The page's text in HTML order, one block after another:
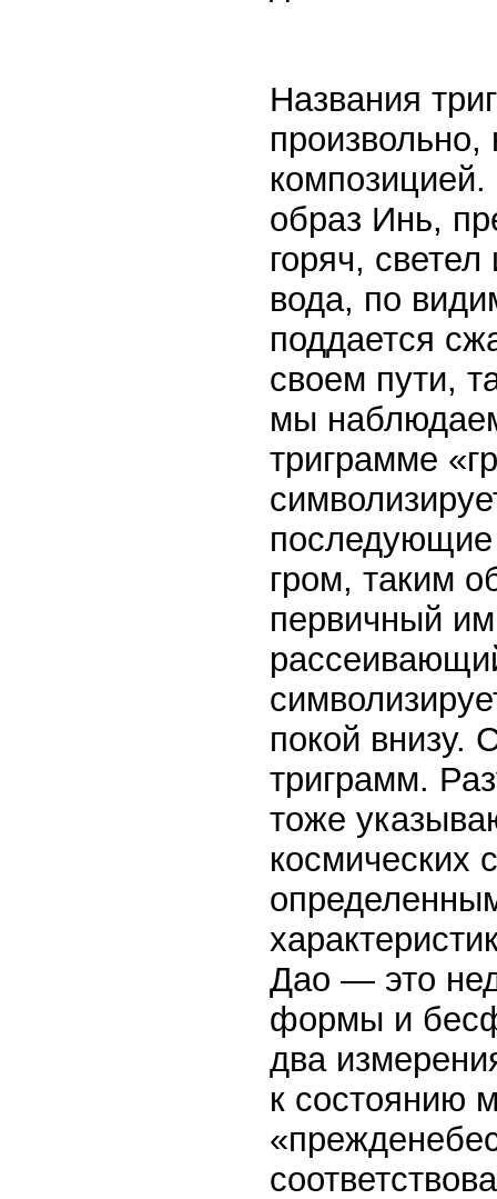
Названия
образ Инь,
горяч,
вода, по
поддается
своем пути,
мы
триграмме
последующие
гром, таким
первичный
покой внизу.
триграмм.
тоже
космических
Дао — это
формы и
два
к состоянию